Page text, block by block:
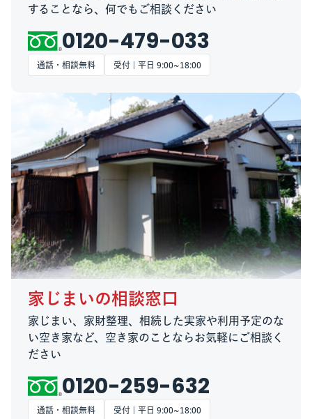
することなら、何でもご相談ください
0120-479-033
通話・相談無料 受付 | 平日 9:00~18:00
家じまいの相談窓口
家じまい、家財整理、相続した実家や利用予定のな
い空き家など、空き家のことならお気軽にご相談く
ださい
0120-259-632
通話・相談無料 受付 | 平日 9:00~18:00